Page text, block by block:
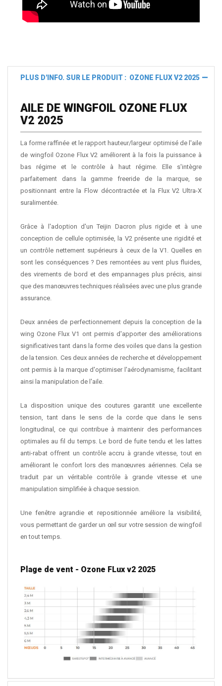
PLUS D'INFO. SUR LE PRODUIT : OZONE FLUX V2 2025
AILE DE WINGFOIL OZONE FLUX
V2 2025
La forme raffinée et le rapport hauteur/largeur optimisé de l'aile
de wingfoil Ozone Flux V2 améliorent à la fois la puissance à
bas régime et le contrôle à haut régime. Elle s'intègre
parfaitement dans la gamme freeride de la marque, se
positionnant entre la Flow décontractée et la Flux V2 Ultra-X
suralimentée.
Grâce à l'adoption d'un Teijin Dacron plus rigide et à une
conception de cellule optimisée, la V2 présente une rigidité et
un contrôle nettement supérieurs à ceux de la V1. Quelles en
sont les conséquences ? Des remontées au vent plus fluides,
des virements de bord et des empannages plus précis, ainsi
que des manœuvres techniques réalisées avec une plus grande
assurance.
Deux années de perfectionnement depuis la conception de la
wing Ozone Flux V1 ont permis d'apporter des améliorations
significatives tant dans la forme des voiles que dans la gestion
de la tension. Ces deux années de recherche et développement
ont permis à la marque d'optimiser l'aérodynamisme, facilitant
ainsi la manipulation de l'aile.
La disposition unique des coutures garantit une excellente
tension, tant dans le sens de la corde que dans le sens
longitudinal, ce qui contribue à maintenir des performances
optimales au fil du temps. Le bord de fuite tendu et les lattes
anti-rabat offrent un contrôle accru à grande vitesse, tout en
améliorant le confort lors des manœuvres aériennes. Cela se
traduit par un véritable contrôle à grande vitesse et une
manipulation simplifiée à chaque session.
Une fenêtre agrandie et repositionnée améliore la visibilité,
vous permettant de garder un œil sur votre session de wingfoil
en tout temps.
Plage de vent - Ozone FLux v2 2025